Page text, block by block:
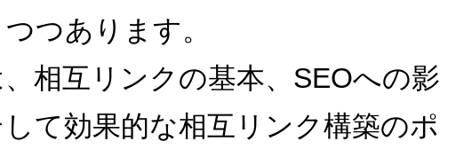
つあります。
相互リンクの基本、SEOへの影
て効果的な相互リンク構築のポ